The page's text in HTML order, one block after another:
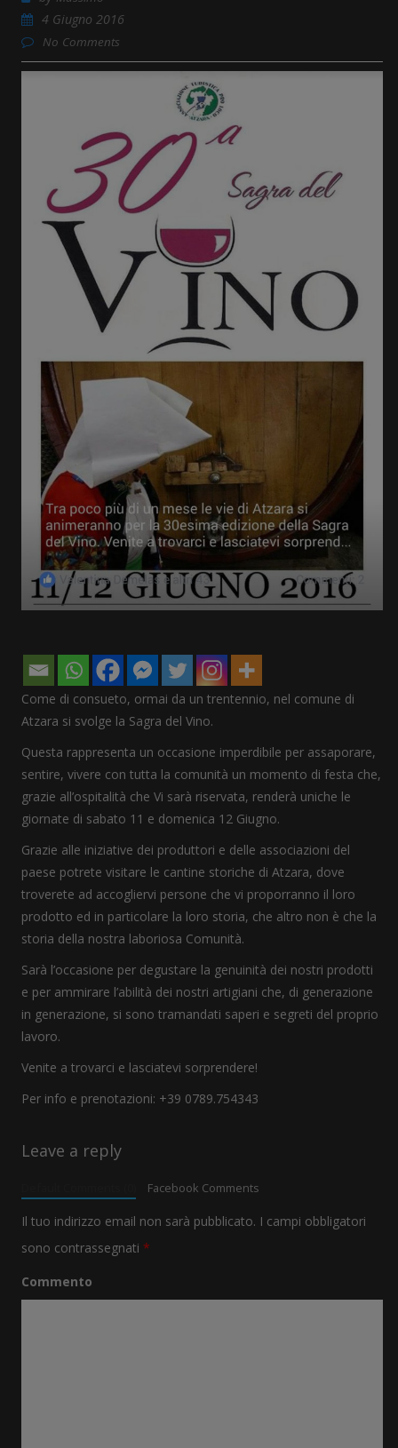
4 Giugno 2016
No Comments
Come di consueto, ormai da un trentennio, nel comune di
Atzara si svolge la Sagra del Vino.
Questa rappresenta un occasione imperdibile per assaporare,
sentire, vivere con tutta la comunità un momento di festa che,
grazie all’ospitalità che Vi sarà riservata, renderà uniche le
giornate di sabato 11 e domenica 12 Giugno.
Grazie alle iniziative dei produttori e delle associazioni del
paese potrete visitare le cantine storiche di Atzara, dove
troverete ad accogliervi persone che vi proporranno il loro
prodotto ed in particolare la loro storia, che altro non è che la
storia della nostra laboriosa Comunità.
Sarà l’occasione per degustare la genuinità dei nostri prodotti
e per ammirare l’abilità dei nostri artigiani che, di generazione
in generazione, si sono tramandati saperi e segreti del proprio
lavoro.
Venite a trovarci e lasciatevi sorprendere!
Per info e prenotazioni: +39 0789.754343
Leave a reply
Facebook Comments
Il tuo indirizzo email non sarà pubblicato. I campi obbligatori
sono contrassegnati *
Commento